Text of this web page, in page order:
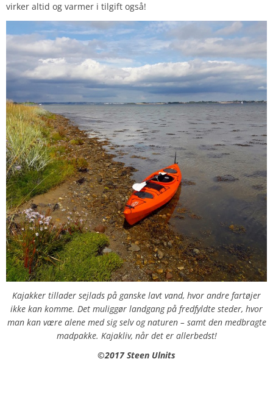
virker altid og varmer i tilgift også!
Kajakker tillader sejlads på ganske lavt vand, hvor andre fartøjer
ikke kan komme. Det muliggør landgang på fredfyldte steder, hvor
man kan være alene med sig selv og naturen – samt den medbragte
madpakke. Kajakliv, når det er allerbedst!
©️2017 Steen Ulnits